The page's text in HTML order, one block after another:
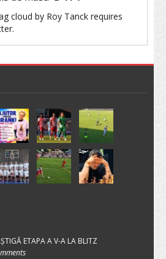
cloud by Roy Tanck requires
ETAPA A V-A LA BLITZ